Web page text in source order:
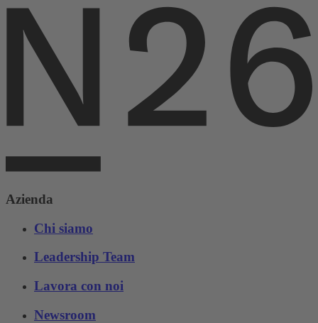
Azienda
Chi siamo
Leadership Team
Lavora con noi
Newsroom